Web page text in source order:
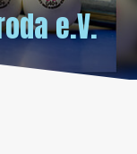
e.V.